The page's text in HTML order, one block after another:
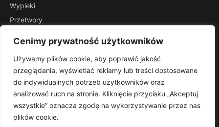
Cenimy prywatność użytkowników
Używamy plików cookie, aby poprawić jakość
przeglądania, wyświetlać reklamy lub treści dostosowane
do indywidualnych potrzeb użytkowników oraz
analizować ruch na stronie. Kliknięcie przycisku „Akceptuj
wszystkie” oznacza zgodę na wykorzystywanie przez nas
plików cookie.
Wypieki
Przetwory
Porady mistrza
INFORMACJE
Kontakt
Mapa witryny
Polityka prywatności
RSS